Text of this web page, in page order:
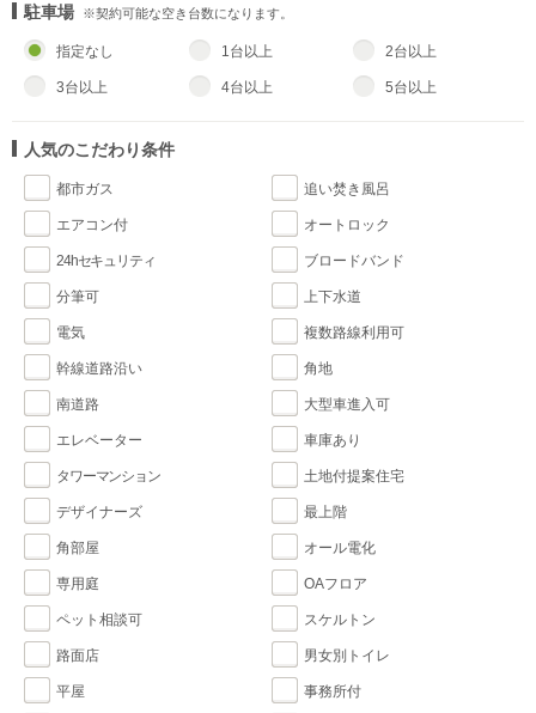
駐車場 ※契約可能な空き台数になります。
指定なし 1台以上 2台以上
3台以上 4台以上 5台以上
人気のこだわり条件
都市ガス 追い焚き風呂
エアコン付 オートロック
24hセキュリティ ブロードバンド
分筆可 上下水道
電気 複数路線利用可
幹線道路沿い 角地
南道路 大型車進入可
エレベーター 車庫あり
タワーマンション 土地付提案住宅
デザイナーズ 最上階
角部屋 オール電化
専用庭 OAフロア
ペット相談可 スケルトン
路面店 男女別トイレ
平屋 事務所付